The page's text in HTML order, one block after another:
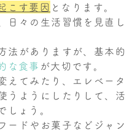
こす要因 となります。
日々の生活習慣を見直し
法がありますが、基本的
な食事 が大切です。
えてみたり、エレベータ
うようにしたりして、活
しょう。
ードやお菓子などジャン